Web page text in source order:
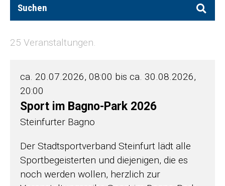
Suchen
25 Veranstaltungen.
ca. 20.07.2026, 08:00 bis ca. 30.08.2026,
20:00
Sport im Bagno-Park 2026
Steinfurter Bagno
Der Stadtsportverband Steinfurt lädt alle
Sportbegeisterten und diejenigen, die es
noch werden wollen, herzlich zur